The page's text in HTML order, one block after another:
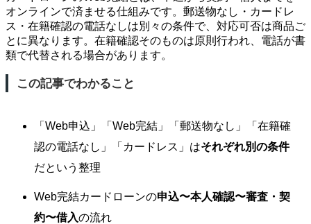
オンラインで済ませる仕組みです。郵送物なし・カードレ
ス・在籍確認の電話なしは別々の条件で、対応可否は商品ご
とに異なります。在籍確認そのものは原則行われ、電話が書
類で代替される場合があります。
この記事でわかること
「Web申込」「Web完結」「郵送物なし」「在籍確
認の電話なし」「カードレス」はそれぞれ別の条件
だという整理
Web完結カードローンの申込〜本人確認〜審査・契
約〜借入の流れ